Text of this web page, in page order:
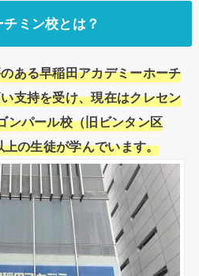
ミン校とは？
ある早稲田アカデミーホーチ
支持を受け、現在はクレセン
ンパール校（旧ビンタン区
上の生徒が学んでいます。